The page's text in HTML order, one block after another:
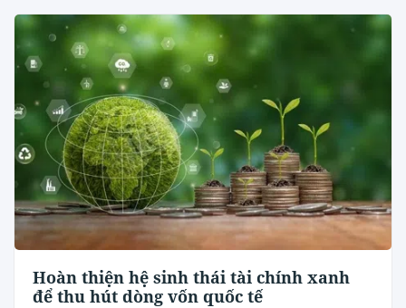
Hoàn thiện hệ sinh thái tài chính xanh
để thu hút dòng vốn quốc tế